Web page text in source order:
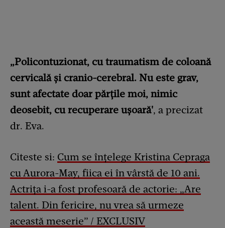
„Policontuzionat, cu traumatism de coloană
cervicală și cranio-cerebral. Nu este grav,
sunt afectate doar părțile moi, nimic
deosebit, cu recuperare ușoară', a precizat
dr. Eva.
Citeste si: Cum se înțelege Kristina Cepraga
cu Aurora-May, fiica ei în vârstă de 10 ani.
Actrița i-a fost profesoară de actorie: „Are
talent. Din fericire, nu vrea să urmeze
această meserie” / EXCLUSIV